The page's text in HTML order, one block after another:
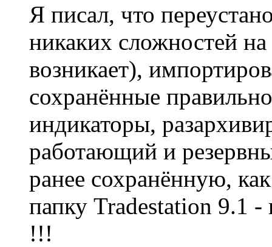
Я писал, что
никаких сложностей
возникает),
сохранённые
индикаторы,
работающий и
ранее сохранённую,
папку Tradestation 9.1
!!!